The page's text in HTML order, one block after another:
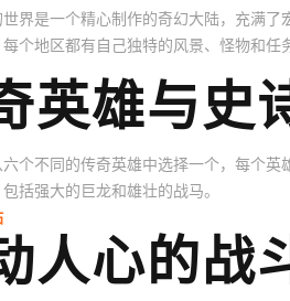
世界是一个精心制作的奇幻大陆，充满
个地区都有自己独特的风景、怪物和任
英雄与史
个不同的传奇英雄中选择一个，每个
括强大的巨龙和雄壮的战马。
人心的战